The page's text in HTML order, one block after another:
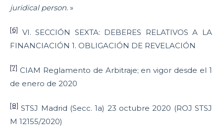
juridical person. »
[6]
VI. SECCIÓN SEXTA: DEBERES RELATIVOS A LA
FINANCIACIÓN 1. OBLIGACIÓN DE REVELACIÓN
[7] CIAM Reglamento de Arbitraje; en vigor desde el 1
de enero de 2020
[8] STSJ Madrid (Secc. 1a) 23 octubre 2020 (ROJ STSJ
M 12155/2020)